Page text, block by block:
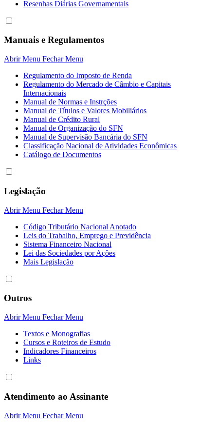
Resenhas Diárias Governamentais
Manuais e Regulamentos
Abrir Menu Fechar Menu
Regulamento do Imposto de Renda
Regulamento do Mercado de Câmbio e Capitais
Internacionais
Manual de Normas e Instrções
Manual de Títulos e Valores Mobiliários
Manual de Crédito Rural
Manual de Organização do SFN
Manual de Supervisão Bancária do SFN
Classificação Nacional de Atividades Econômicas
Catálogo de Documentos
Legislação
Abrir Menu Fechar Menu
Código Tributário Nacional Anotado
Leis do Trabalho, Emprego e Previdência
Sistema Financeiro Nacional
Lei das Sociedades por Açôes
Mais Legislação
Outros
Abrir Menu Fechar Menu
Textos e Monografias
Cursos e Roteiros de Estudo
Indicadores Financeiros
Links
Atendimento ao Assinante
Abrir Menu Fechar Menu